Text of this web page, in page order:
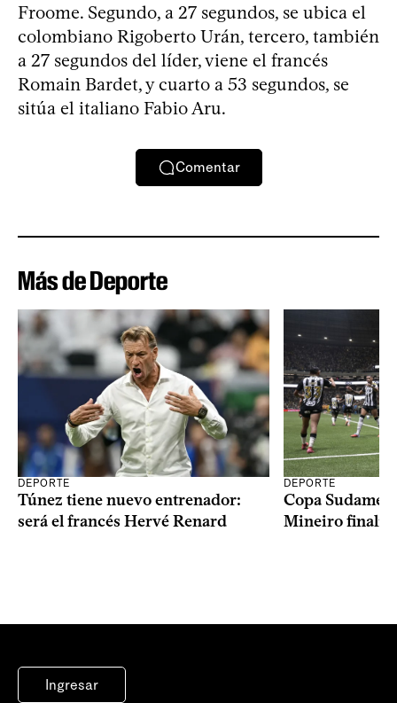
Froome. Segundo, a 27 segundos, se ubica el
colombiano Rigoberto Urán, tercero, también
a 27 segundos del líder, viene el francés
Romain Bardet, y cuarto a 53 segundos, se
sitúa el italiano Fabio Aru.
Comentar
Más de Deporte
DEPORTE
Túnez tiene nuevo entrenador:
será el francés Hervé Renard
DEPORTE
Copa
Mineiro
Ingresar